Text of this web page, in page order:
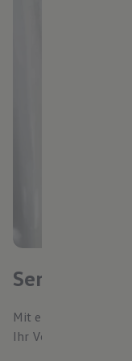
Service-
Mit einem
Ihr Volkswagen